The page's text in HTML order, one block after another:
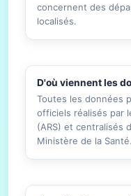
concernent des
localisés.
D'où viennent les
Toutes les données
officiels réalisés par
(ARS) et centralisés
Ministère de la Santé.